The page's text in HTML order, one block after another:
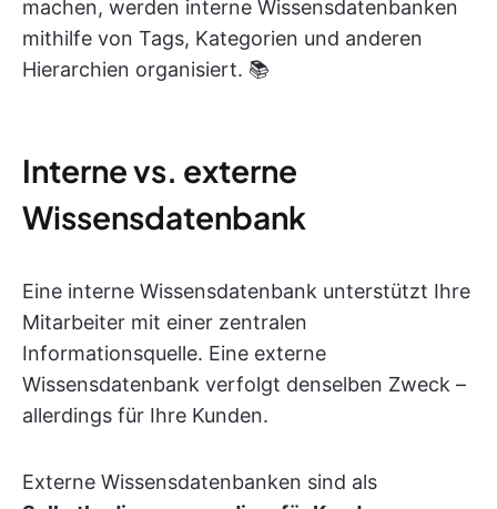
machen, werden interne Wissensdatenbanken
mithilfe von Tags, Kategorien und anderen
Hierarchien organisiert. 📚
Interne vs. externe
Wissensdatenbank
Eine interne Wissensdatenbank unterstützt Ihre
Mitarbeiter mit einer zentralen
Informationsquelle. Eine externe
Wissensdatenbank verfolgt denselben Zweck –
allerdings für Ihre Kunden.
Externe Wissensdatenbanken sind als